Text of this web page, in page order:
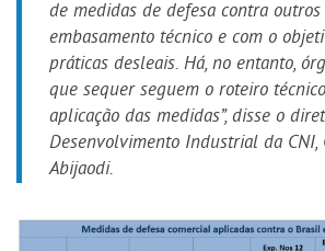
de medidas de defesa contra outros
embasamento técnico e com o
práticas desleais. Há, no entanto,
que sequer seguem o roteiro
aplicação das medidas”, disse o
Desenvolvimento Industrial da CNI,
Abijaodi.